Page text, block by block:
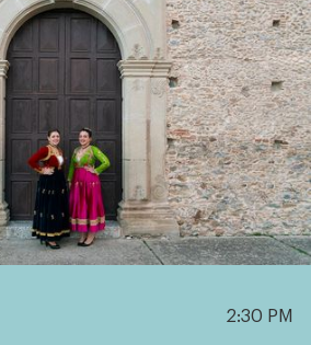
2:30 PM